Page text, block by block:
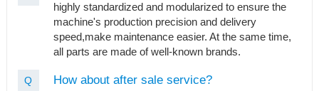
highly standardized and modularized to ensure the
machine's production precision and delivery
speed,make maintenance easier. At the same time,
all parts are made of well-known brands.
Q How about after sale service?